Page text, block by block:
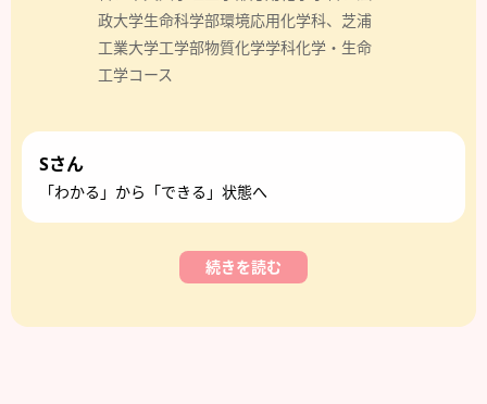
政大学生命科学部環境応用化学科、芝浦
工業大学工学部物質化学学科化学・生命
工学コース
Sさん
「わかる」から「できる」状態へ
続きを読む